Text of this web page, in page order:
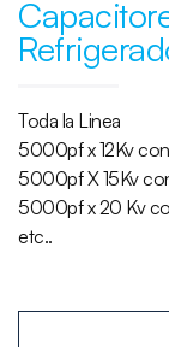
Toda la Linea
5000pf x 12Kv
5000pf X 15Kv
5000pf x 20 Kv
etc..